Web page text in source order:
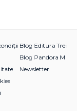
Blog Editura Trei
Blog Pandora M
Newsletter